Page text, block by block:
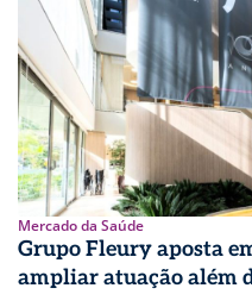
Mercado da Saúde
Grupo Fleury aposta
ampliar atuação além